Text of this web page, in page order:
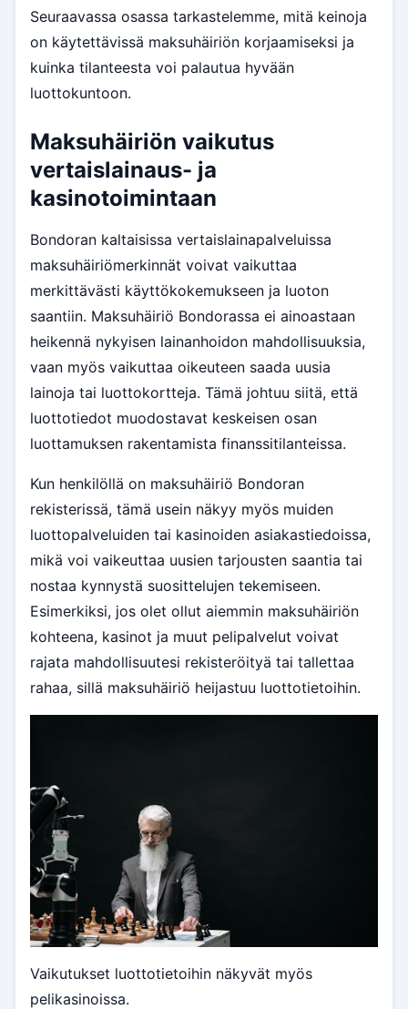
Seuraavassa osassa tarkastelemme, mitä keinoja
on käytettävissä maksuhäiriön korjaamiseksi ja
kuinka tilanteesta voi palautua hyvään
luottokuntoon.
Maksuhäiriön vaikutus
vertaislainaus- ja
kasinotoimintaan
Bondoran kaltaisissa vertaislainapalveluissa
maksuhäiriömerkinnät voivat vaikuttaa
merkittävästi käyttökokemukseen ja luoton
saantiin. Maksuhäiriö Bondorassa ei ainoastaan
heikennä nykyisen lainanhoidon mahdollisuuksia,
vaan myös vaikuttaa oikeuteen saada uusia
lainoja tai luottokortteja. Tämä johtuu siitä, että
luottotiedot muodostavat keskeisen osan
luottamuksen rakentamista finanssitilanteissa.
Kun henkilöllä on maksuhäiriö Bondoran
rekisterissä, tämä usein näkyy myös muiden
luottopalveluiden tai kasinoiden asiakastiedoissa,
mikä voi vaikeuttaa uusien tarjousten saantia tai
nostaa kynnystä suosittelujen tekemiseen.
Esimerkiksi, jos olet ollut aiemmin maksuhäiriön
kohteena, kasinot ja muut pelipalvelut voivat
rajata mahdollisuutesi rekisteröityä tai tallettaa
rahaa, sillä maksuhäiriö heijastuu luottotietoihin.
Vaikutukset luottotietoihin näkyvät myös
pelikasinoissa.